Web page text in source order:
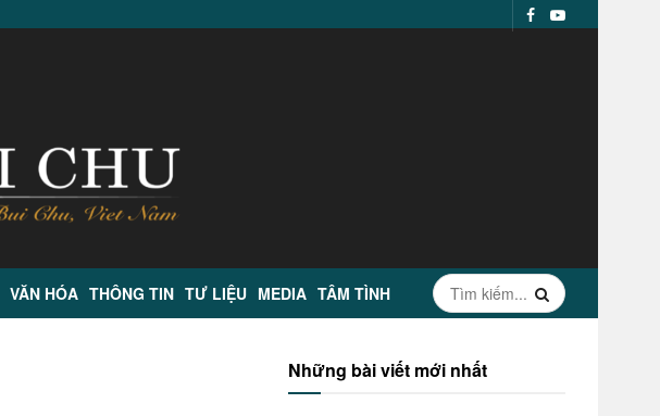
VĂN HÓA THÔNG TIN TƯ LIỆU MEDIA TÂM TÌNH
Những bài viết mới nhất